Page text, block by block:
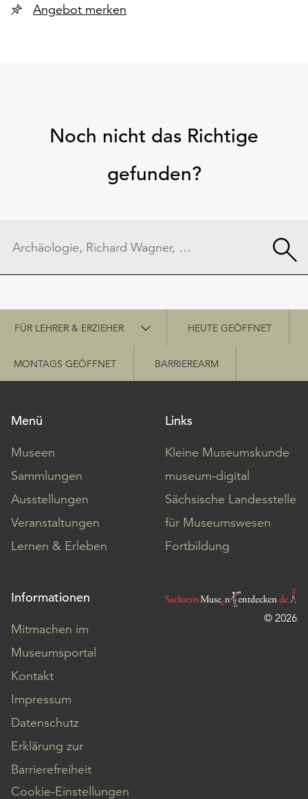
Angebot merken
Noch nicht das Richtige
gefunden?
Schnellzugriff
FÜR LEHRER & ERZIEHER HEUTE GEÖFFNET
MONTAGS GEÖFFNET BARRIEREARM
Menü
Museen
Sammlungen
Ausstellungen
Veranstaltungen
Lernen & Erleben
Links
Kleine Museumskunde
museum-digital
Sächsische Landesstelle
für Museumswesen
Fortbildung
Informationen
Mitmachen im
Museumsportal
Kontakt
Impressum
Datenschutz
Erklärung zur
Barrierefreiheit
Cookie-Einstellungen
© 2026